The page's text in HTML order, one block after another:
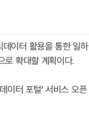
이터 활용을 통한 일하
로 확대할 계획이다.
이터 포털’ 서비스 오픈